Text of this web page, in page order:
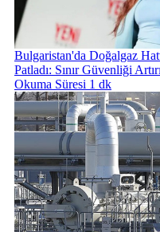
Bulgaristan'da Doğalgaz
Patladı: Sınır Güvenliği
Okuma Süresi 1 dk